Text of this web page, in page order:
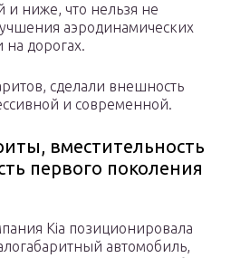
ниже, что нельзя не
аэродинамических
на дорогах.
сделали внешность
и современной.
вместительность
первого поколения
Kia позиционировала
автомобиль,